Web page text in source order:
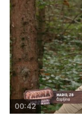
00:42